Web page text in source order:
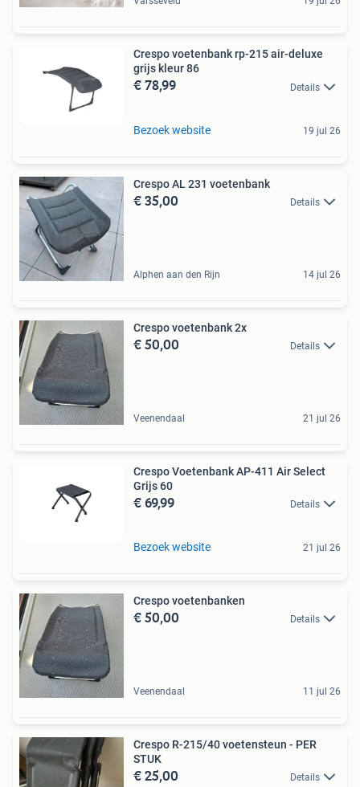
Crespo voetenbank rp-215 air-deluxe
grijs kleur 86
€ 78,99 Details
Bezoek website 19 jul 26
Crespo AL 231 voetenbank
€ 35,00 Details
Alphen aan den Rijn 14 jul 26
Crespo voetenbank 2x
€ 50,00 Details
Veenendaal 21 jul 26
Crespo Voetenbank AP-411 Air Select
Grijs 60
€ 69,99 Details
Bezoek website 21 jul 26
Crespo voetenbanken
€ 50,00 Details
Veenendaal 11 jul 26
Crespo R-215/40 voetensteun - PER
STUK
€ 25,00 Details